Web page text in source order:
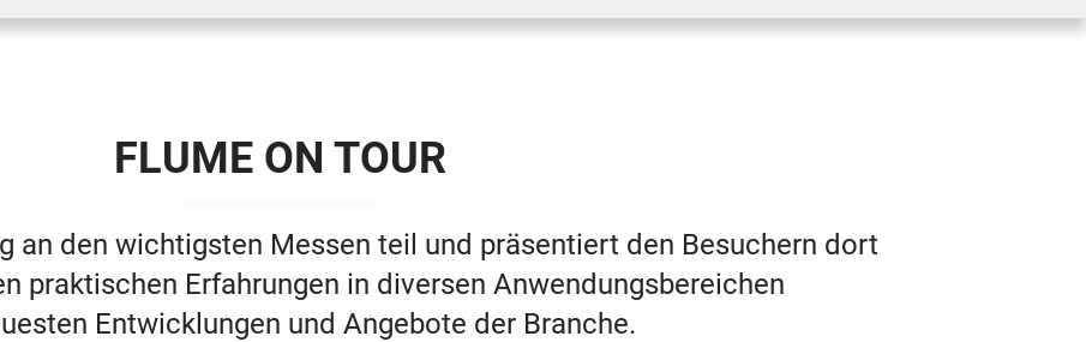
FLUME ON TOUR
an den wichtigsten Messen teil und präsentiert den Besuchern dort
praktischen Erfahrungen in diversen Anwendungsbereichen
Entwicklungen und Angebote der Branche.